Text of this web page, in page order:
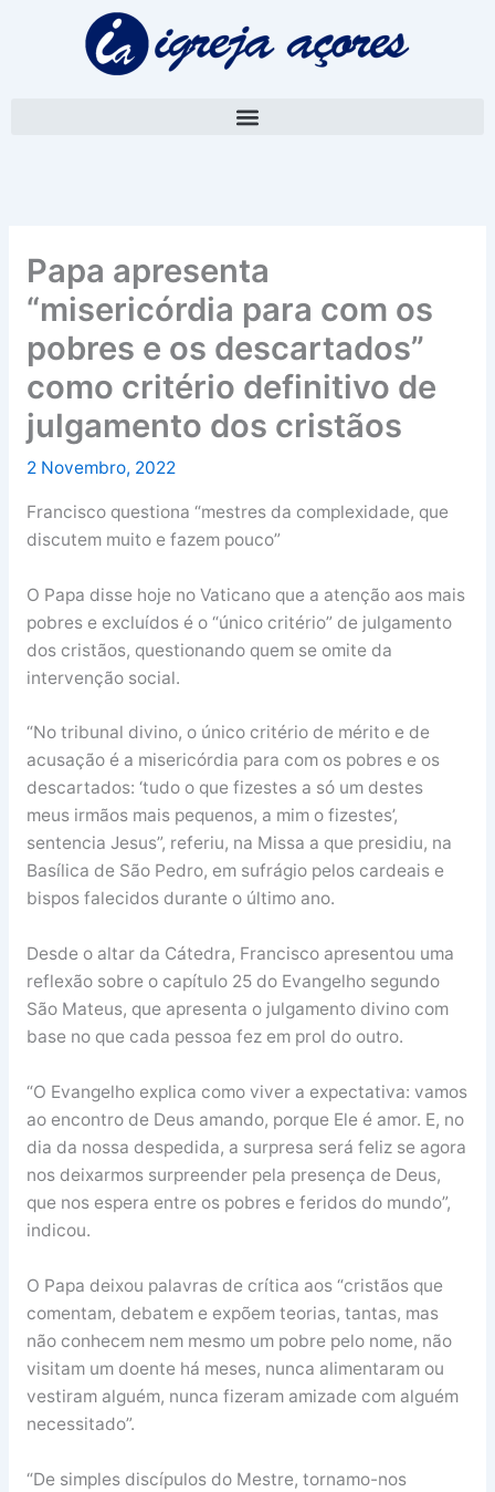
Papa apresenta
“misericórdia para com os
pobres e os descartados”
como critério definitivo de
julgamento dos cristãos
2 Novembro, 2022
Francisco questiona “mestres da complexidade, que
discutem muito e fazem pouco”
O Papa disse hoje no Vaticano que a atenção aos mais
pobres e excluídos é o “único critério” de julgamento
dos cristãos, questionando quem se omite da
intervenção social.
“No tribunal divino, o único critério de mérito e de
acusação é a misericórdia para com os pobres e os
descartados: ‘tudo o que fizestes a só um destes
meus irmãos mais pequenos, a mim o fizestes’,
sentencia Jesus”, referiu, na Missa a que presidiu, na
Basílica de São Pedro, em sufrágio pelos cardeais e
bispos falecidos durante o último ano.
Desde o altar da Cátedra, Francisco apresentou uma
reflexão sobre o capítulo 25 do Evangelho segundo
São Mateus, que apresenta o julgamento divino com
base no que cada pessoa fez em prol do outro.
“O Evangelho explica como viver a expectativa: vamos
ao encontro de Deus amando, porque Ele é amor. E, no
dia da nossa despedida, a surpresa será feliz se agora
nos deixarmos surpreender pela presença de Deus,
que nos espera entre os pobres e feridos do mundo”,
indicou.
O Papa deixou palavras de crítica aos “cristãos que
comentam, debatem e expõem teorias, tantas, mas
não conhecem nem mesmo um pobre pelo nome, não
visitam um doente há meses, nunca alimentaram ou
vestiram alguém, nunca fizeram amizade com alguém
necessitado”.
“De simples discípulos do Mestre, tornamo-nos